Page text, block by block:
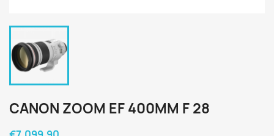
CANON ZOOM EF 400MM F 28